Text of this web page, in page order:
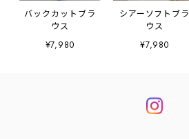
バックカットブラ
ウス
¥7,980
シアーソフトブラ
ウス
¥7,980